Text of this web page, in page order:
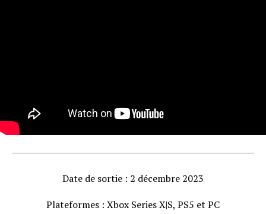
Date de sortie : 2 décembre 2023
Plateformes : Xbox Series X|S, PS5 et PC